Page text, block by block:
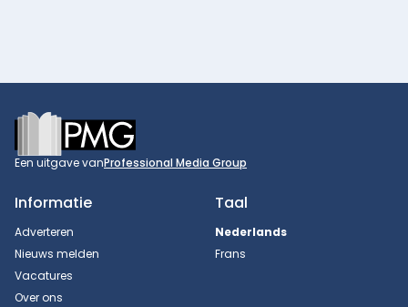
Footer
Een uitgave vanProfessional Media Group
Informatie
Adverteren
Nieuws melden
Vacatures
Over ons
Taal
Nederlands
Frans